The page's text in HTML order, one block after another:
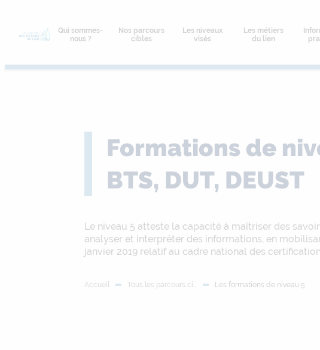
contenu
Qui sommes-
nous ?
Nos parcours
cibles
Les niveaux
visés
Les métiers
du lien
Formations de
BTS, DUT, DEUST
Le niveau 5 atteste la capacité à maîtriser des
analyser et interpréter des informations, en
janvier 2019 relatif au cadre national des
Accueil Tous les parcours ci… Les formations de niveau 5